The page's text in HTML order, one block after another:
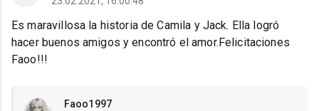
Es maravillosa la historia de Camila y Jack. Ella logró
hacer buenos amigos y encontró el amor.Felicitaciones
Faoo!!!
Faoo1997